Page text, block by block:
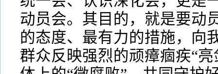
动员会。其目的，就是要动
的态度、最有力的措施，向
群众反映强烈的顽瘴痼疾“